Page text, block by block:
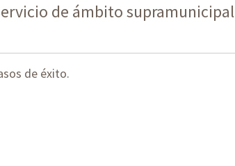
de ámbito supramunicipal
de éxito.